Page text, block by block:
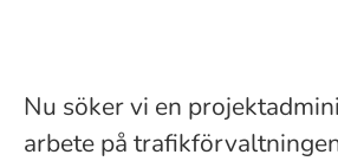
Nu söker vi en
arbete på